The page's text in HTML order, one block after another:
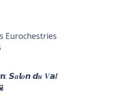
Eurochestries
𝙎𝒂𝙡𝒐𝙣 𝙙𝒖 𝑽𝙖𝒍